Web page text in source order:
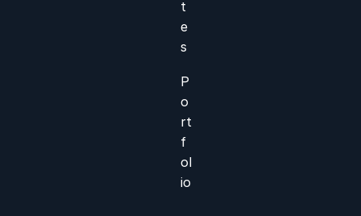
t
e
s
P
o
rt
f
ol
io